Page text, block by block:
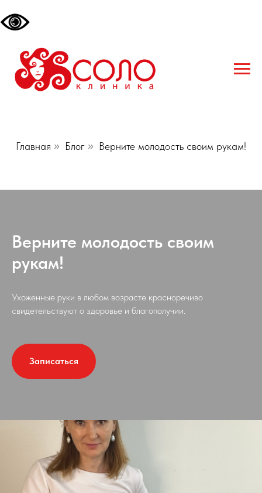
Главная » Блог » Верните молодость своим рукам!
Верните молодость своим
рукам!
Ухоженные руки в любом возрасте красноречиво
свидетельствуют о здоровье и благополучии.
Записаться